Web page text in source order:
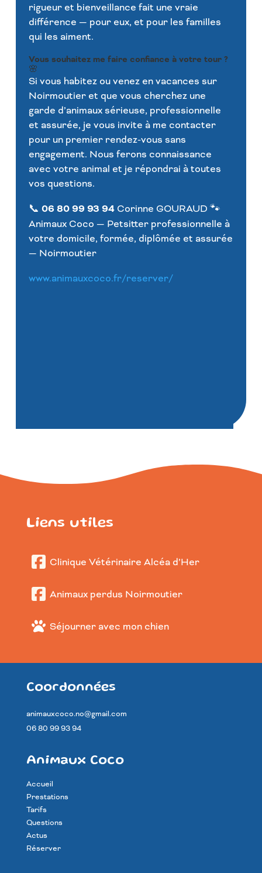
rigueur et bienveillance fait une vraie
différence — pour eux, et pour les familles
qui les aiment.
Vous souhaitez me faire confiance à votre tour ?
🌸
Si vous habitez ou venez en vacances sur
Noirmoutier et que vous cherchez une
garde d’animaux sérieuse, professionnelle
et assurée, je vous invite à me contacter
pour un premier rendez-vous sans
engagement. Nous ferons connaissance
avec votre animal et je répondrai à toutes
vos questions.
📞06 80 99 93 94 Corinne GOURAUD 🐾
Animaux Coco — Petsitter professionnelle à
votre domicile, formée, diplômée et assurée
— Noirmoutier
www.animauxcoco.fr/reserver/
Liens utiles
Clinique Vétérinaire Alcéa d’Her
Animaux perdus Noirmoutier
Séjourner avec mon chien
Coordonnées
animauxcoco.no@gmail.com
06 80 99 93 94
Animaux Coco
Accueil
Prestations
Tarifs
Questions
Actus
Réserver